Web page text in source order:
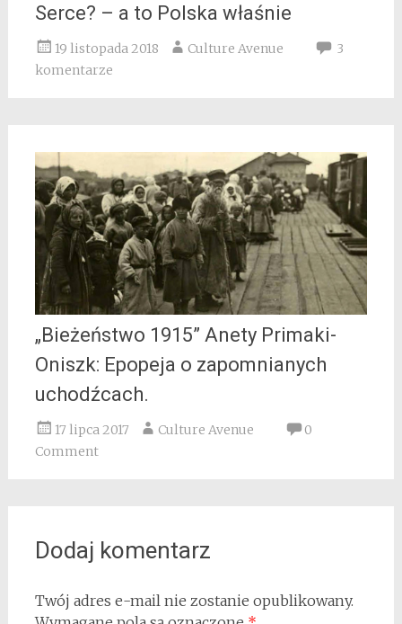
Serce? – a to Polska właśnie
19 listopada 2018 Culture Avenue
3
komentarze
„Bieżeństwo 1915” Anety Primaki-
Oniszk: Epopeja o zapomnianych
uchodźcach.
17 lipca 2017 Culture Avenue
0
Comment
Dodaj komentarz
Twój adres e-mail nie zostanie opublikowany.